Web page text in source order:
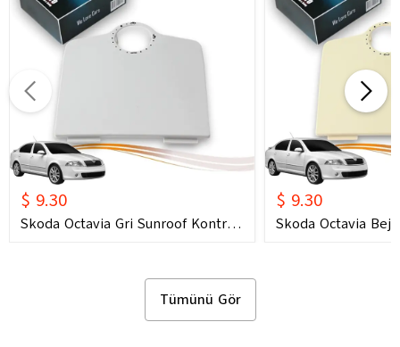
$ 9.30
Skoda Octavia Gri Sunroof Kontrol
$ 9.30
Skoda Octavia Bej
Tümünü Gör